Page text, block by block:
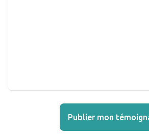
Publier mon